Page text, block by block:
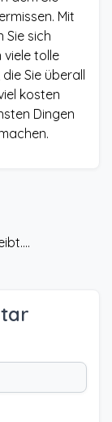
Mit
Sie sich
viele tolle
Sie überall
kosten
Dingen